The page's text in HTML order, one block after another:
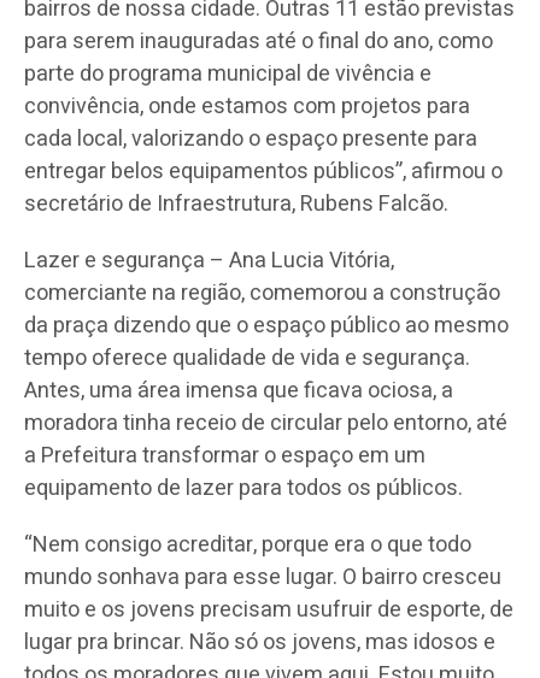
bairros de nossa cidade. Outras 11 estão previstas
para serem inauguradas até o final do ano, como
parte do programa municipal de vivência e
convivência, onde estamos com projetos para
cada local, valorizando o espaço presente para
entregar belos equipamentos públicos”, afirmou o
secretário de Infraestrutura, Rubens Falcão.
Lazer e segurança – Ana Lucia Vitória,
comerciante na região, comemorou a construção
da praça dizendo que o espaço público ao mesmo
tempo oferece qualidade de vida e segurança.
Antes, uma área imensa que ficava ociosa, a
moradora tinha receio de circular pelo entorno, até
a Prefeitura transformar o espaço em um
equipamento de lazer para todos os públicos.
“Nem consigo acreditar, porque era o que todo
mundo sonhava para esse lugar. O bairro cresceu
muito e os jovens precisam usufruir de esporte, de
lugar pra brincar. Não só os jovens, mas idosos e